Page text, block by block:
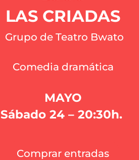
LAS CRIADAS
Grupo de Teatro Bwato
Comedia dramática
MAYO
Sábado 24 – 20:30h.
Comprar entradas